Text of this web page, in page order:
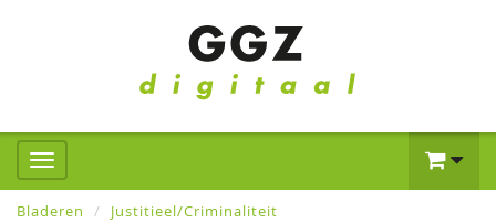
Bladeren Justitieel/Criminaliteit